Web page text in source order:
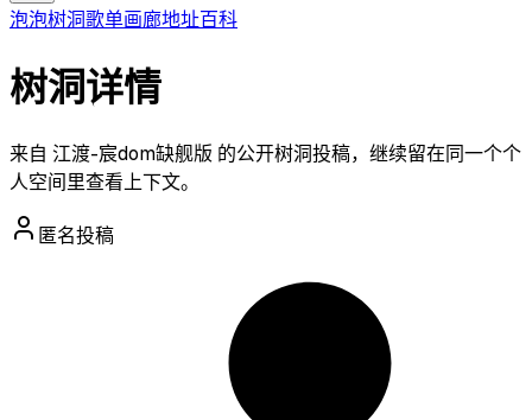
泡泡树洞歌单画廊地址百科
树洞详情
来自 江渡-宸dom缺舰版 的公开树洞投稿，继续留在同一个个
人空间里查看上下文。
匿名投稿